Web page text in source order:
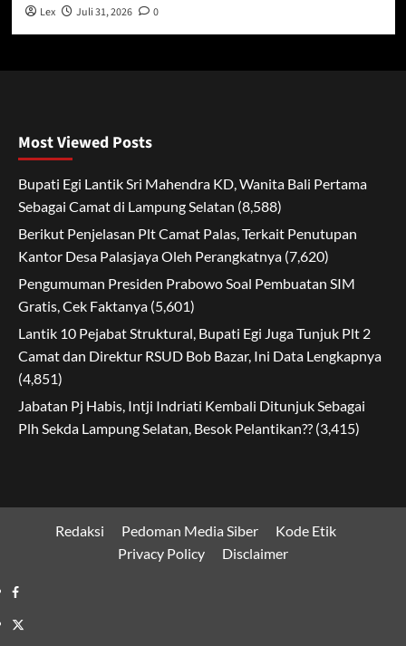
Lex Juli 31, 2026 0
Most Viewed Posts
Bupati Egi Lantik Sri Mahendra KD, Wanita Bali Pertama
Sebagai Camat di Lampung Selatan (8,588)
Berikut Penjelasan Plt Camat Palas, Terkait Penutupan
Kantor Desa Palasjaya Oleh Perangkatnya (7,620)
Pengumuman Presiden Prabowo Soal Pembuatan SIM
Gratis, Cek Faktanya (5,601)
Lantik 10 Pejabat Struktural, Bupati Egi Juga Tunjuk Plt 2
Camat dan Direktur RSUD Bob Bazar, Ini Data Lengkapnya
(4,851)
Jabatan Pj Habis, Intji Indriati Kembali Ditunjuk Sebagai
Plh Sekda Lampung Selatan, Besok Pelantikan?? (3,415)
Redaksi Pedoman Media Siber
Kode Etik
Privacy Policy
Disclaimer
Facebook
Twitter